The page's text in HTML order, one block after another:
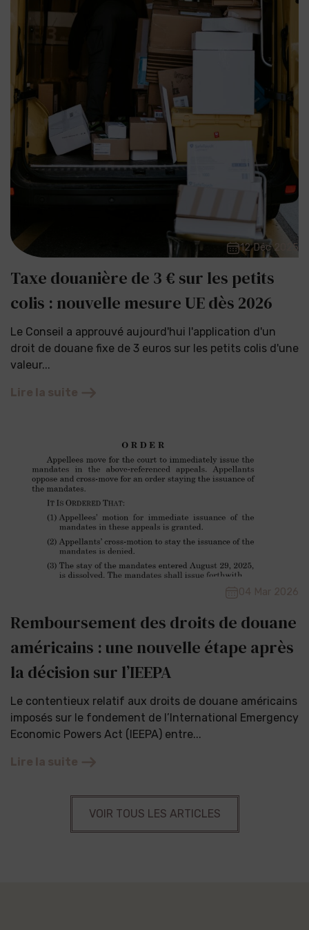
12 Déc 2025
Taxe douanière de 3 € sur les petits
colis : nouvelle mesure UE dès 2026
Le Conseil a approuvé aujourd'hui l'application d'un
droit de douane fixe de 3 euros sur les petits colis d'une
valeur...
Lire la suite
04 Mar 2026
Remboursement des droits de douane
américains : une nouvelle étape après
la décision sur l’IEEPA
Le contentieux relatif aux droits de douane américains
imposés sur le fondement de l’International Emergency
Economic Powers Act (IEEPA) entre...
Lire la suite
VOIR TOUS LES ARTICLES